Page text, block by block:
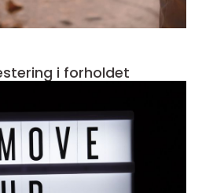
en investering i forholdet